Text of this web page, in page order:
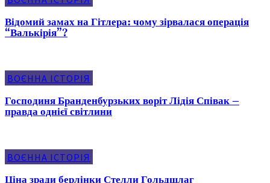
Відомий замах на Гітлера: чому зірвалася операція
“Валькірія”?
ВОЄННА ІСТОРІЯ
Господиня Бранденбурзьких воріт Лідія Співак –
правда однієї світлини
ВОЄННА ІСТОРІЯ
Ціна зради берлінки Стелли Гольдшлаг